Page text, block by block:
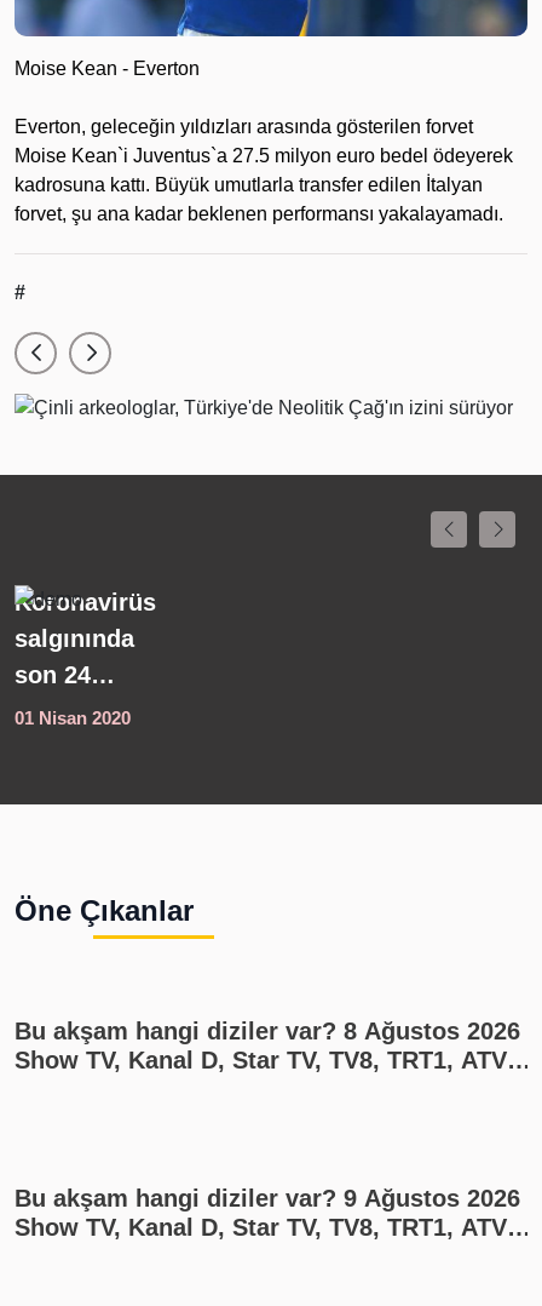
Moise Kean - Everton
Everton, geleceğin yıldızları arasında gösterilen forvet
Moise Kean`i Juventus`a 27.5 milyon euro bedel ödeyerek
kadrosuna kattı. Büyük umutlarla transfer edilen İtalyan
forvet, şu ana kadar beklenen performansı yakalayamadı.
#
Koronavirüs
salgınında
son 24
saatte
sayısı ise
176 bin oldu
01 Nisan 2020
Öne Çıkanlar
Bu akşam hangi diziler var? 8 Ağustos 2026
Show TV, Kanal D, Star TV, TV8, TRT1, ATV
Bu akşam hangi diziler var? 9 Ağustos 2026
Show TV, Kanal D, Star TV, TV8, TRT1, ATV